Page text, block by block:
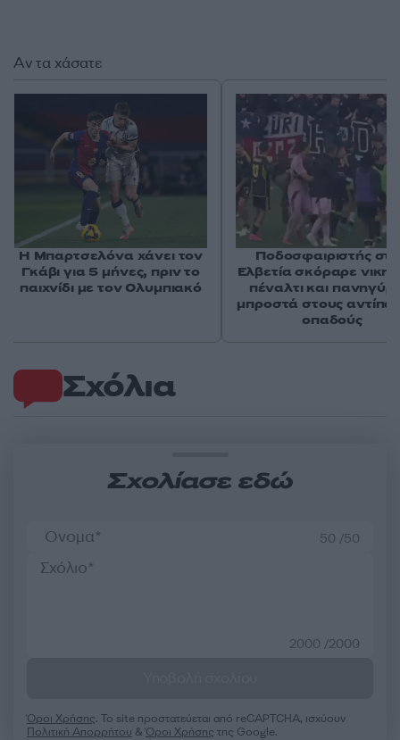
Σχόλια
Σχολίασε εδώ
50 /50
2000 /2000
Όροι Χρήσης. Το site προστατεύεται από reCAPTCHA, ισχύουν
Πολιτική Απορρήτου &Όροι Χρήσης της Google.
Αν τα χάσατε
Η Μπαρτσελόνα χάνει τον
Γκάβι για 5 μήνες, πριν το
παιχνίδι με τον Ολυμπιακό
Ποδοσφαιριστής
Ελβετία σκόραρε
πέναλτι και
μπροστά στους
οπαδούς